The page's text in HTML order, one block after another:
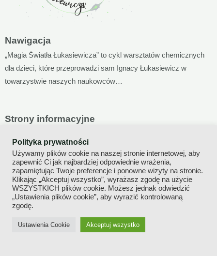
Nawigacja
„Magia Światła Łukasiewicza” to cykl warsztatów chemicznych
dla dzieci, które przeprowadzi sam Ignacy Łukasiewicz w
towarzystwie naszych naukowców…
Strony informacyjne
Polityka prywatności
Deklaracja dostępności
Mapa strony
Wszelkie prawa zastrzeżone © 2022 Magia Światła
Polityka prywatności
Używamy plików cookie na naszej stronie internetowej, aby
zapewnić Ci jak najbardziej odpowiednie wrażenia,
zapamiętując Twoje preferencje i ponowne wizyty na stronie.
Klikając „Akceptuj wszystko”, wyrażasz zgodę na użycie
WSZYSTKICH plików cookie. Możesz jednak odwiedzić
„Ustawienia plików cookie”, aby wyrazić kontrolowaną
zgodę.
Ustawienia Cookie Akceptuj wszystko